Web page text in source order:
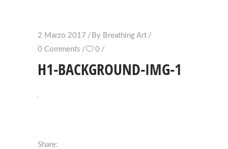
2 Marzo 2017 By Breathing Art
0 Comments
0
H1-BACKGROUND-IMG-1
Share: